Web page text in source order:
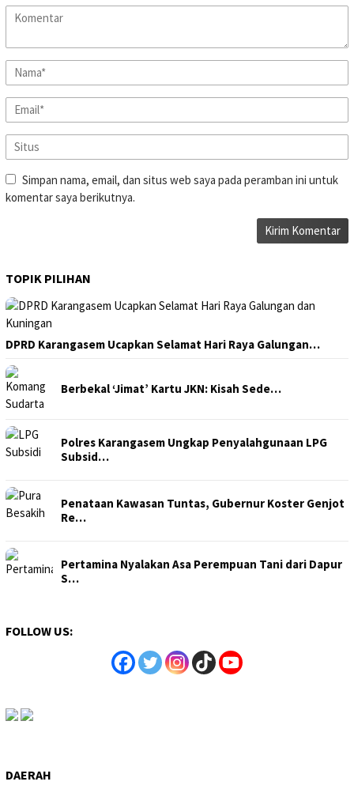
Simpan nama, email, dan situs web saya pada peramban ini untuk
komentar saya berikutnya.
TOPIK PILIHAN
DPRD Karangasem Ucapkan Selamat Hari Raya Galungan…
Berbekal ‘Jimat’ Kartu JKN: Kisah Sede…
Polres Karangasem Ungkap Penyalahgunaan LPG
Subsid…
Penataan Kawasan Tuntas, Gubernur Koster Genjot
Re…
Pertamina Nyalakan Asa Perempuan Tani dari Dapur
S…
FOLLOW US:
DAERAH